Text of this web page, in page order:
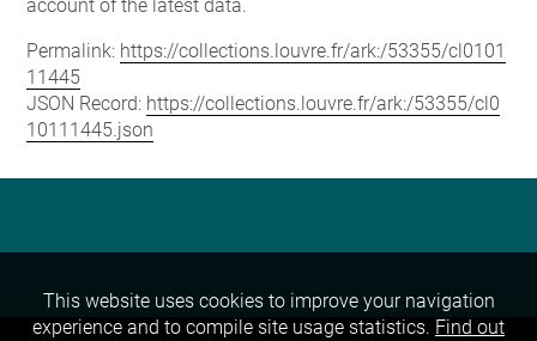
account of the latest data.
Permalink: https://collections.louvre.fr/ark:/53355/cl0101
11445
JSON Record: https://collections.louvre.fr/ark:/53355/cl0
10111445.json
This website uses cookies to improve your navigation
experience and to compile site usage statistics. Find out